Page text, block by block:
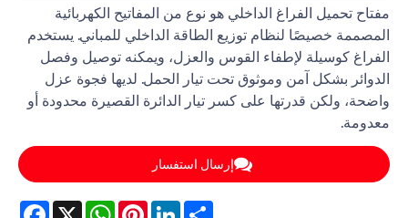
مفتاح تحميل الفراغ الداخلي هو نوع من المفاتيح الكهربائية
المصممة خصيصًا لنظام توزيع الطاقة الداخلي للمباني. يستخدم
الفراغ كوسيلة لإطفاء القوس والعزل، ويمكنه توصيل وفصل
الدوائر بشكل آمن وموثوق تحت تيار الحمل. لديها فجوة عزل
واضحة، ولكن قدرتها على كسر تيار الدائرة القصيرة محدودة أو
معدومة.
إرسال استفسار
X
WhatsAppPinterestLinkedInShare